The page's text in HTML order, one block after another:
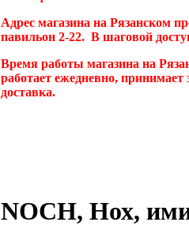
Адрес магазина на Рязанском
павильон 2-22. В шаговой
Время работы магазина на
работает ежедневно,
доставка.
NOCH, Нох,